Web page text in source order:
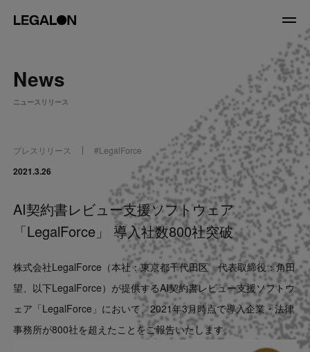
About
役員紹介
Service
News
LegalOn Now
Contact
News
ニュースリリース
プレスリリース #LegalForce
2021.3.26
AI契約書レビュー支援ソフトウェア
「LegalForce」 導入社数800社突破
株式会社LegalForce（本社：東京都千代田区 代表取締役：角田
望、以下LegalForce）が提供するAI契約書レビュー支援ソフトウ
ェア「LegalForce」において、2021年3月時点で導入企業・法律
事務所が800社を超えたことをご報告いたします。